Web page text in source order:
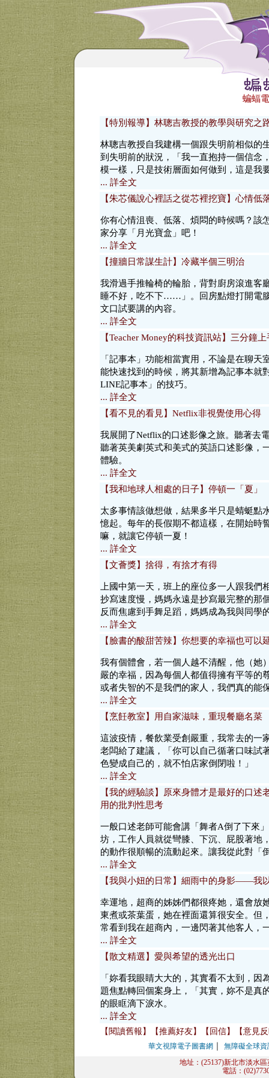
蝙蝠
【特別報導】林聰吉教授的教學與研究之
林聰吉教授自我建構一個跟失明前相似的
到失明前的狀況，「我一直抱持一個信念
模一樣，只是技術層面如何做到，這是我
... 詳全文
【朱芯儀說心裡話之從芯裡挖寶】心情
你有心情沮喪、低落、煩悶的時候嗎？該
家分享「月光寶盒」吧！
... 詳全文
【撞牆日常謀生計】冷藏半個三明治
我滑過手推輪椅的輪胎，背對廚房滾進客
睡不好，吃不下……」。回房點燈打開電
文口試要講的內容。
... 詳全文
【Teacher Money的科技資訊站】三分
「記事本」功能相當實用，不論是在聊
能快速找到的時候，將其新增為記事本就
LINE記事本」的技巧。
... 詳全文
【看不見的看見】Netflix非視覺使用心得
我展開了Netflix的口述影像之旅。聽著去
聽著英美劇英式和美式的英語口述影像，
體驗。
... 詳全文
【我和地球人相處的日子】停頓一「夏」
太多事情該做想做，結果多半只是蜻蜓點
憶起。每年的長假期不都這樣，在開始
嘛，就讓它停頓一夏！
... 詳全文
【文薈獎】捨得，有捨才有得
上國中第一天，班上的座位多一人跟我
抄寫速度慢，媽媽永遠是抄寫最完整的那
反而焦慮到手舞足蹈，媽媽成為我與同學
... 詳全文
【臉書的酸甜苦辣】你想要的幸福也可以
我有個體會，若一個人越不清醒，他（她
嚴的幸福，因為每個人都值得擁有平等的
或者失智的不是我們的家人，我們真的能
... 詳全文
【烹飪教室】用自家滋味，重現餐廳名菜
這波疫情，餐飲業受創嚴重，我常去的一
老闆給了建議，「你可以自己循著口味試
色變成自己的，就不怕店家倒閉啦！」
... 詳全文
【我的經驗談】原來身體才是最好的口
用的批判性思考
一般口述老師可能會講「舞者A倒了下來
坊，工作人員就從彎膝、下沉、屁股著地
的動作很順暢的流動起來。讓我從此對「
... 詳全文
【我與小妞的日常】細雨中的身影——我
幸運地，超商的姊姊們都很疼她，還會放
東煮或茶葉蛋，她在裡面還算很安全。但
常看到我在超商內，一邊閃著其他客人，
... 詳全文
【散文精選】愛與希望的透光出口
「妳看我眼睛大大的，其實看不太到，
題焦點轉回個案身上，「其實，妳不是真
的眼眶滴下淚水。
... 詳全文
【閱讀舊報】 【推薦好友】 【回信】 【意見
華文視障電子圖書網｜ 無障礙全球資
地址：(25137)新北市淡水
電話：